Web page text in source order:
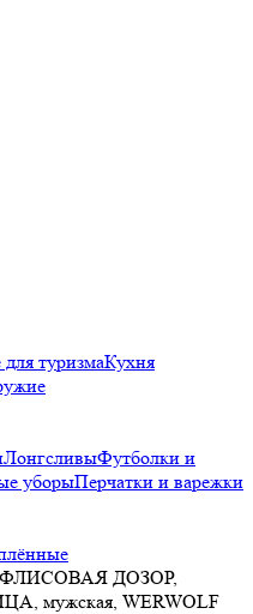
туризмаКухня
ЛонгсливыФутболки и
уборыПерчатки и варежки
ДОЗОР,
мужская, WERWOLF